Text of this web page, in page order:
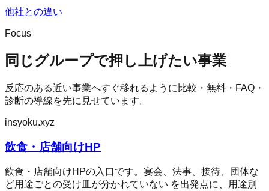
他社との違い
Focus
同じグループで押し上げたい事業
反応のある近い事業へすぐ移れるように比較・無料・FAQ・
診断の導線を先に見せています。
insyoku.xyz
飲食・店舗向けHP
飲食・店舗向けHPの入口です。宴会、法事、接待、団体な
ど用途ごとの受け皿が分かれていない を出発点に、用途別